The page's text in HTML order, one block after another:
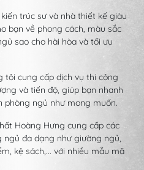
trúc sư và nhà thiết kế giàu
bạn về phong cách, màu sắc
sao cho hài hòa và tối ưu
tôi cung cấp dịch vụ thi công
và tiến độ, giúp bạn nhanh
phòng ngủ như mong muốn.
Hoàng Hưng cung cấp các
đa dạng như giường ngủ,
kệ sách,... với nhiều mẫu mã